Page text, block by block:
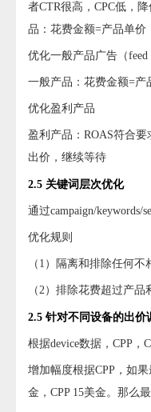
者CTR很高，CPC低，
品：花费金额=产品单价
优化一般产品广告（
一般产品：花费金额=产
优化盈利产品
盈利产品：ROAS符合
出价，继续等待
2.5 关键词层次优化
通过campaign/keywords/
优化规则
（1）隔离和排除任何不
（2）排除花费超过产品
2.5 针对不同设备的出价
根据device数据，CPP，
增加幅度根据CPP，如
金，CPP 15美金。那么